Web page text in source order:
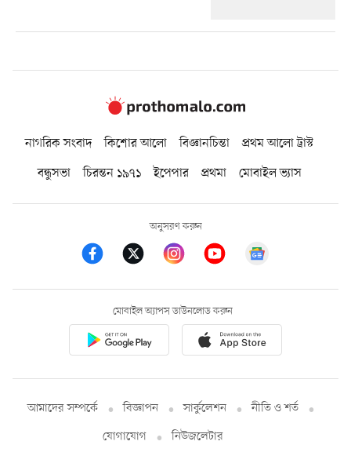
নাগরিক সংবাদ কিশোর আলো বিজ্ঞানচিন্তা
প্রথম আলো ট্রাস্ট
বন্ধুসভা
চিরন্তন ১৯৭১ ইপেপার প্রথমা মোবাইল ভ্যাস
অনুসরণ করুন
মোবাইল অ্যাপস ডাউনলোড করুন
আমাদের সম্পর্কে বিজ্ঞাপন সার্কুলেশন
নীতি ও শর্ত
যোগাযোগ
নিউজলেটার